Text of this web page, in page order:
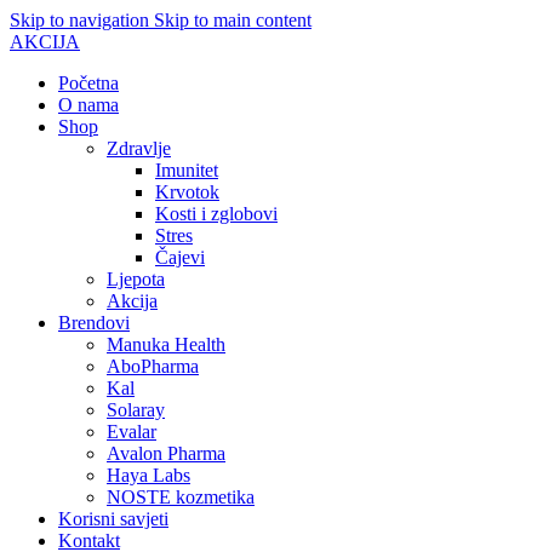
Skip to navigation Skip to main content
AKCIJA
Početna
O nama
Shop
Zdravlje
Imunitet
Krvotok
Kosti i zglobovi
Stres
Čajevi
Ljepota
Akcija
Brendovi
Manuka Health
AboPharma
Kal
Solaray
Evalar
Avalon Pharma
Haya Labs
NOSTE kozmetika
Korisni savjeti
Kontakt